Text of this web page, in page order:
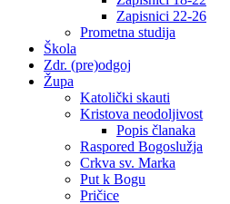
Zapisnici 22-26
Prometna studija
Škola
Zdr. (pre)odgoj
Župa
Katolički skauti
Kristova neodoljivost
Popis članaka
Raspored Bogoslužja
Crkva sv. Marka
Put k Bogu
Pričice